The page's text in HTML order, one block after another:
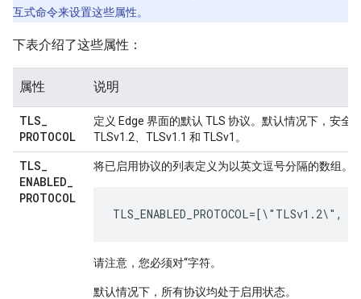
互式命令来设置这些属性。
下表介绍了这些属性：
属性 说明
TLS_
PROTOCOL
定义 Edge 界面的默认 TLS 协议。默认情况下，安全
TLSv1.2、TLSv1.1 和 TLSv1。
TLS_
ENABLED_
PROTOCOL
将已启用协议的列表定义为以英文逗号分隔的数组。
请注意，您必须对“字符。
默认情况下，所有协议均处于启用状态。